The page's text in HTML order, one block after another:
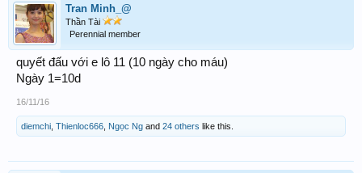
Tran Minh_@
Thần Tài
Perennial member
quyết đấu với e lô 11 (10 ngày cho máu)
Ngày 1=10d
16/11/16
diemchi Thienloc666 Ngọc Ng and 24 others like this.